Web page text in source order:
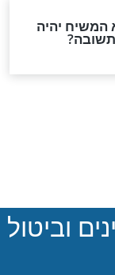
מילואים
טראמפ
ועם הרבה